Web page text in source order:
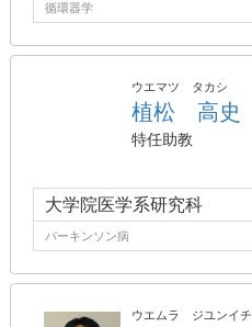
循環器学
ウエマツ タカシ
植松 高史
特任助教
大学院医学系研究科
パーキンソン病
ウエムラ ジユンイチ